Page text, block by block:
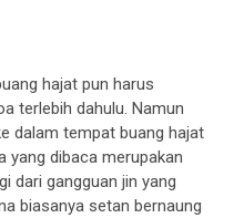
hajat pun harus
terlebih dahulu. Namun
dalam tempat buang hajat
yang dibaca merupakan
dari gangguan jin yang
biasanya setan bernaung